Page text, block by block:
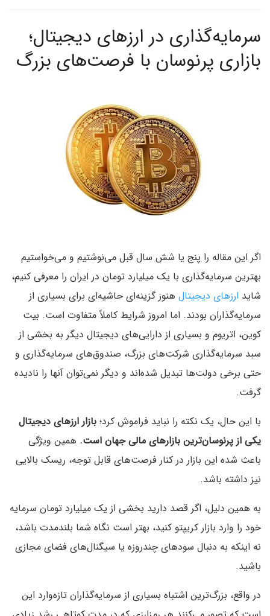
سرمایه‌گذاری در ارزهای دیجیتال؛
بازاری پرنوسان با فرصت‌های بزرگ
اگر این مقاله را پنج یا شش سال قبل می‌نوشتیم و می‌خواستیم
بهترین سرمایه‌گذاری با یک میلیارد تومان در ایران را معرفی کنیم،
شاید ارزهای دیجیتال هنوز گزینه‌ای حاشیه‌ای برای بسیاری از
سرمایه‌گذاران بودند. اما امروز شرایط کاملاً متفاوت است. بیت
کوین، اتریوم و بسیاری از دارایی‌های دیجیتال دیگر به بخشی از
سبد سرمایه‌گذاری شرکت‌های بزرگ، صندوق‌های سرمایه‌گذاری و
حتی برخی دولت‌ها تبدیل شده‌اند و دیگر نمی‌توان آنها را نادیده
گرفت.
با این حال، یک نکته را نباید فراموش کرد؛ بازار ارزهای دیجیتال
یکی از پرنوسان‌ترین بازارهای مالی جهان است. همین ویژگی
باعث شده این بازار در کنار فرصت‌های قابل توجه، ریسک بالایی
نیز داشته باشد.
به همین دلیل، اگر قصد دارید بخشی از یک میلیارد تومان سرمایه
خود را وارد بازار کریپتو کنید، بهتر است نگاه شما بلندمدت باشد،
نه اینکه به دنبال سودهای چندروزه یا سیگنال‌های فضای مجازی
باشید.
در واقع، بزرگ‌ترین اشتباه بسیاری از سرمایه‌گذاران تازه‌وارد این